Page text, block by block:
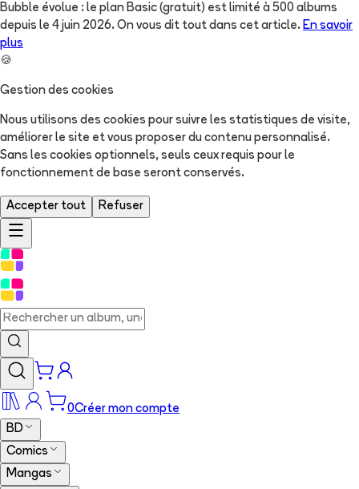
Bubble évolue : le plan Basic (gratuit) est limité à 500 albums
depuis le 4 juin 2026. On vous dit tout dans cet article. En savoir
plus
🍪
Gestion des cookies
Nous utilisons des cookies pour suivre les statistiques de visite,
améliorer le site et vous proposer du contenu personnalisé.
Sans les cookies optionnels, seuls ceux requis pour le
fonctionnement de base seront conservés.
Accepter tout Refuser
0Créer mon compte
BD
Comics
Mangas